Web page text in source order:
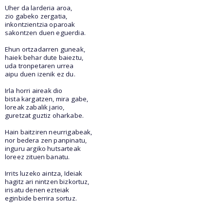
Uher da larderia aroa,
zio gabeko zergatia,
inkontzientzia oparoak
sakontzen duen eguerdia.
Ehun ortzadarren guneak,
haiek behar dute baieztu,
uda tronpetaren urrea
aipu duen izenik ez du.
Irla horri aireak dio
bista kargatzen, mira gabe,
loreak zabalik jario,
guretzat guztiz oharkabe.
Hain baitziren neurrigabeak,
nor bedera zen panpinatu,
inguru argiko hutsarteak
loreez zituen banatu.
Irrits luzeko aintza, Ideiak
hagitz ari nintzen bizkortuz,
irisatu denen ezteiak
eginbide berrira sortuz.